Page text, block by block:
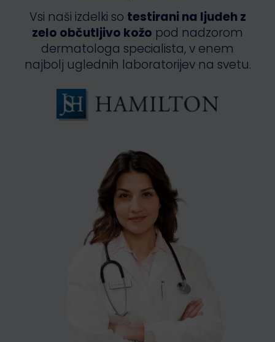
Vsi naši izdelki so testirani na ljudeh z
zelo občutljivo kožo pod nadzorom
dermatologa specialista, v enem
najbolj uglednih laboratorijev na svetu.